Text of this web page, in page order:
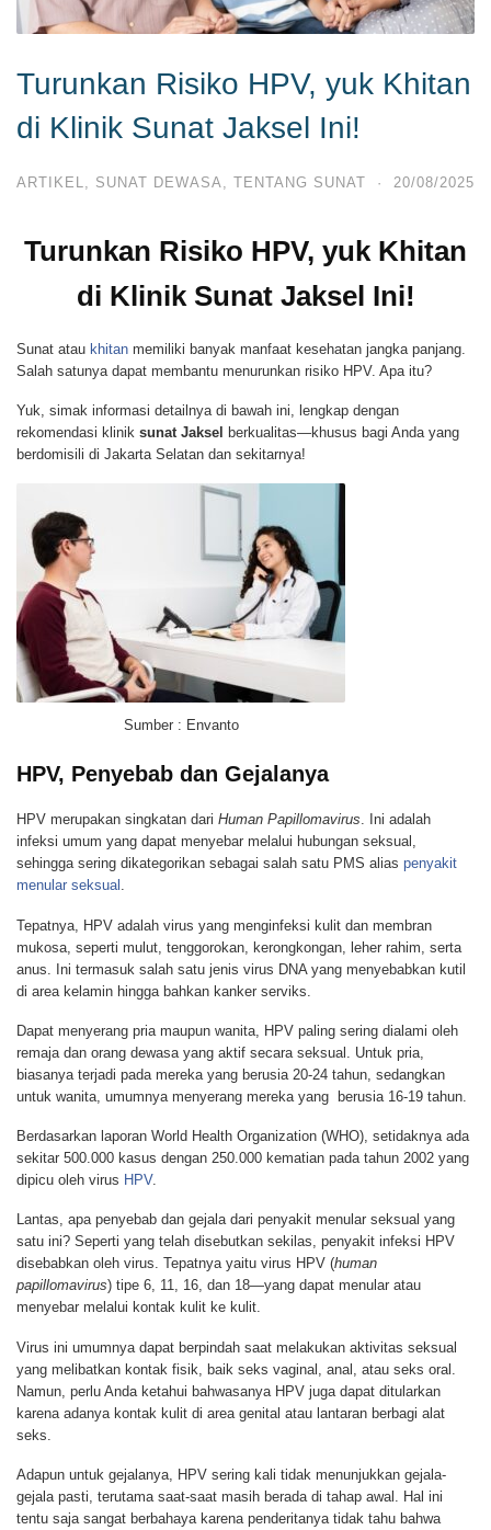
Turunkan Risiko HPV, yuk Khitan
di Klinik Sunat Jaksel Ini!
ARTIKEL SUNAT DEWASA TENTANG SUNAT · 20/08/2025
Turunkan Risiko HPV, yuk Khitan
di Klinik Sunat Jaksel Ini!
Sunat atau khitan memiliki banyak manfaat kesehatan jangka panjang.
Salah satunya dapat membantu menurunkan risiko HPV. Apa itu?
Yuk, simak informasi detailnya di bawah ini, lengkap dengan
rekomendasi klinik sunat Jaksel
berkualitas—khusus bagi Anda yang
berdomisili di Jakarta Selatan dan sekitarnya!
Sumber : Envanto
HPV, Penyebab dan Gejalanya
HPV merupakan singkatan dari Human Papillomavirus. Ini adalah
infeksi umum yang dapat menyebar melalui hubungan seksual,
sehingga sering dikategorikan sebagai salah satu PMS alias penyakit
menular seksual .
Tepatnya, HPV adalah virus yang menginfeksi kulit dan membran
mukosa, seperti mulut, tenggorokan, kerongkongan, leher rahim, serta
anus. Ini termasuk salah satu jenis virus DNA yang menyebabkan kutil
di area kelamin hingga bahkan kanker serviks.
Dapat menyerang pria maupun wanita, HPV paling sering dialami oleh
remaja dan orang dewasa yang aktif secara seksual. Untuk pria,
biasanya terjadi pada mereka yang berusia 20-24 tahun, sedangkan
untuk wanita, umumnya menyerang mereka yang berusia 16-19 tahun.
Berdasarkan laporan World Health Organization (WHO), setidaknya ada
sekitar 500.000 kasus dengan 250.000 kematian pada tahun 2002 yang
dipicu oleh virus HPV.
Lantas, apa penyebab dan gejala dari penyakit menular seksual yang
satu ini? Seperti yang telah disebutkan sekilas, penyakit infeksi HPV
disebabkan oleh virus. Tepatnya yaitu virus HPV (human
papillomavirus) tipe 6, 11, 16, dan 18—yang dapat menular atau
menyebar melalui kontak kulit ke kulit.
Virus ini umumnya dapat berpindah saat melakukan aktivitas seksual
yang melibatkan kontak fisik, baik seks vaginal, anal, atau seks oral.
Namun, perlu Anda ketahui bahwasanya HPV juga dapat ditularkan
karena adanya kontak kulit di area genital atau lantaran berbagi alat
seks.
Adapun untuk gejalanya, HPV sering kali tidak menunjukkan gejala-
gejala pasti, terutama saat-saat masih berada di tahap awal. Hal ini
tentu saja sangat berbahaya karena penderitanya tidak tahu bahwa